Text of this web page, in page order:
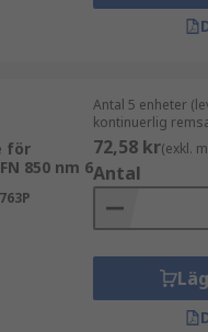
för
850 nm 6
Antal 5 enheter
kontinuerlig
72,58 kr(exkl.
Antal